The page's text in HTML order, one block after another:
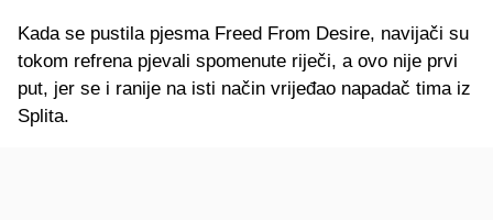
Kada se pustila pjesma Freed From Desire, navijači su
tokom refrena pjevali spomenute riječi, a ovo nije prvi
put, jer se i ranije na isti način vrijeđao napadač tima iz
Splita.